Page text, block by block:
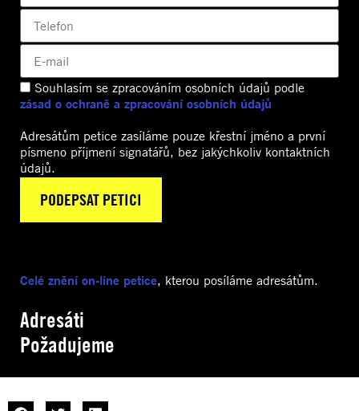
Souhlasím se zpracováním osobních údajů podle
zásad o ochraně a zpracování osobních údajů
Adresátům petice zasíláme pouze křestní jméno a první
písmeno příjmení signatářů, bez jakýchkoliv kontaktních
údajů.
Celé znění on-line petice, kterou posíláme adresátům.
Adresáti
Požadujeme